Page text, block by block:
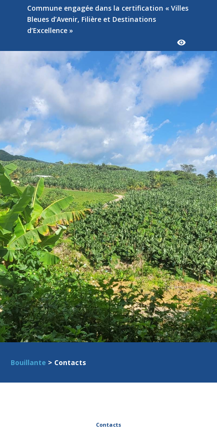
Commune engagée dans la certification « Villes
Bleues d’Avenir, Filière et Destinations
d’Excellence »
visibility
Bouillante > Contacts
Contacts